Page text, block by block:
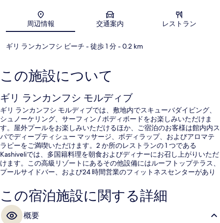
地図
周辺情報 交通案内 レストラン
ギリ ランカンフシ ビーチ - 徒歩 1 分- 0.2 km
この施設について
ギリ ランカンフシ モルディブ
ギリ ランカンフシ モルディブでは、敷地内でスキューバダイビング、
シュノーケリング、サーフィン / ボディボードをお楽しみいただけま
す。屋外プールをお楽しみいただけるほか、ご宿泊のお客様は館内内ス
パでディープティシュー マッサージ、ボディラップ、およびアロマテ
ラピーをご満喫いただけます。2 か所のレストランの 1 つである
Kashiveliでは、多国籍料理を朝食およびディナーにお召し上がりいただ
けます。この高級リゾートにあるその他設備にはルーフトップテラス、
プールサイドバー、および24 時間営業のフィットネスセンターがあり
この宿泊施設に関する詳細
概要